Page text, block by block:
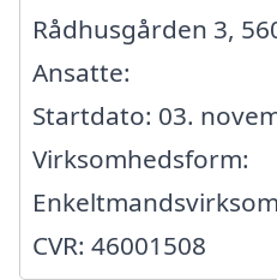
Rådhusgården 3,
Ansatte:
Startdato: 03.
Virksomhedsform:
CVR: 46001508